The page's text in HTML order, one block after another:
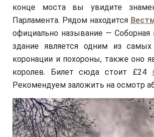
конце моста вы увидите
Парламента. Рядом находится
официально называние —
здание является одним из
коронации и похороны, также оно
королев. Билет сюда стоит £24
Рекомендуем заложить на осмотр